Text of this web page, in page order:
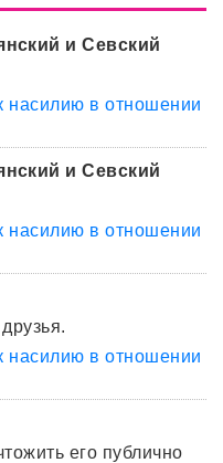
и Севский
насилию в отношении
и Севский
насилию в отношении
насилию в отношении
его публично